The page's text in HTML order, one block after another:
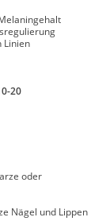
Linien
20
oder
Nägel und Lippen